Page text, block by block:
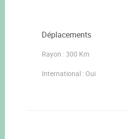
Déplacements
Rayon : 300 Km
International : Oui